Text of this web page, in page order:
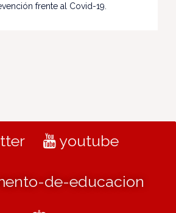
frente al Covid-19.
youtube
de-educacion